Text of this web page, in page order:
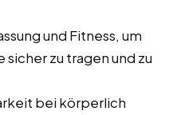
und Fitness, um
zu tragen und zu
bei körperlich